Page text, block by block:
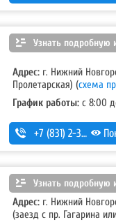
Узнать подробную
Адрес: г. Нижний
Пролетарская) (схема
График работы: с 8:00
+7 (831) 2-330-333
Узнать подробную
Адрес: г. Нижний
(заезд с пр. Гагарина